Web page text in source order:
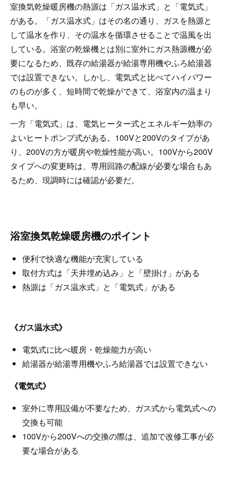
室換気乾燥暖房機の熱源は「ガス温水式」と「電気式」
がある。「ガス温水式」はその名の通り、ガスを熱源と
して温水を作り、その温水を循環させることで温風を出
している。浴室の乾燥機とは別に室外にガス熱源機が必
要になるため、既存の給湯器が給湯専用機やふろ給湯器
では設置できない。しかし、電気式と比べてハイパワー
のものが多く、短時間で乾燥ができて、浴室内の温まり
も早い。
一方「電気式」は、電気ヒーター式とエネルギー効率の
よいヒートポンプ式がある。100Vと200Vのタイプがあ
り、200Vの方が暖房や乾燥性能が高い。100Vから200V
タイプへの変更時は、専用回路の配線が必要な場合もあ
るため、現調時には確認が必要だ。
浴室換気乾燥暖房機のポイント
便利で快適な機能が充実している
取付方式は「天井埋め込み」と「壁掛け」がある
熱源は「ガス温水式」と「電気式」がある
《ガス温水式》
電気式に比べ暖房・乾燥能力が高い
給湯器が給湯専用機やふろ給湯器では設置できない
《電気式》
室外に専用設備が不要なため、ガス式から電気式への
交換も可能
100Vから200Vへの交換の際は、追加で改修工事が必
要な場合がある